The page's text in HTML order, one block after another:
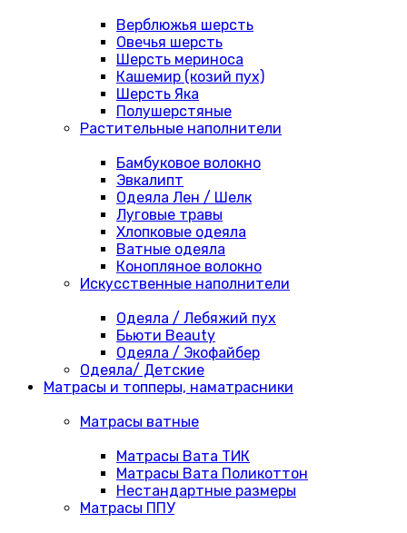
Верблюжья шерсть
Овечья шерсть
Шерсть мериноса
Кашемир (козий пух)
Шерсть Яка
Полушерстяные
Растительные наполнители
Бамбуковое волокно
Эвкалипт
Одеяла Лен / Шелк
Луговые травы
Хлопковые одеяла
Ватные одеяла
Конопляное волокно
Искусственные наполнители
Одеяла / Лебяжий пух
Бьюти Beauty
Одеяла / Экофайбер
Одеяла/ Детские
Матрасы и топперы, наматрасники
Матрасы ватные
Матрасы Вата ТИК
Матрасы Вата Поликоттон
Нестандартные размеры
Матрасы ППУ